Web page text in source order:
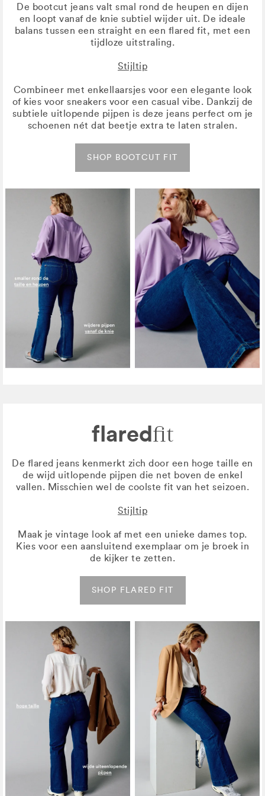
De bootcut jeans valt smal rond de heupen en dijen
en loopt vanaf de knie subtiel wijder uit. De ideale
balans tussen een straight en een flared fit, met een
tijdloze uitstraling.
Stijltip
Combineer met enkellaarsjes voor een elegante look
of kies voor sneakers voor een casual vibe. Dankzij de
subtiele uitlopende pijpen is deze jeans perfect om je
schoenen nét dat beetje extra te laten stralen.
SHOP BOOTCUT FIT
flaredfit
De flared jeans kenmerkt zich door een hoge taille en
de wijd uitlopende pijpen die net boven de enkel
vallen. Misschien wel de coolste fit van het seizoen.
Stijltip
Maak je vintage look af met een unieke dames top.
Kies voor een aansluitend exemplaar om je broek in
de kijker te zetten.
SHOP FLARED FIT